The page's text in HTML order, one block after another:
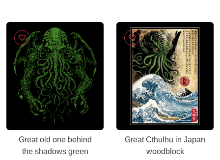
Great old one behind
the shadows green
Great Cthulhu in Japan
woodblock